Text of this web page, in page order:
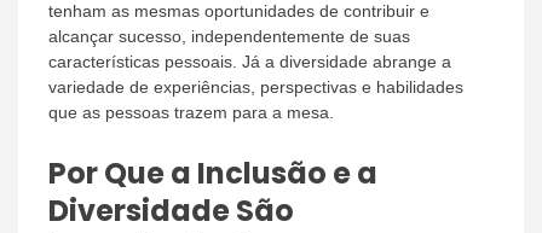
tenham as mesmas oportunidades de contribuir e
alcançar sucesso, independentemente de suas
características pessoais. Já a diversidade abrange a
variedade de experiências, perspectivas e habilidades
que as pessoas trazem para a mesa.
Por Que a Inclusão e a
Diversidade São